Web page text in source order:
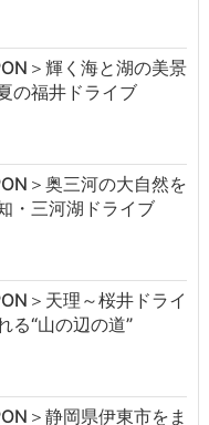
＞輝く海と湖の美景
の福井ドライブ
＞奥三河の大自然を
・三河湖ドライブ
＞天理～桜井ドライ
る“山の辺の道”
＞静岡県伊東市をま